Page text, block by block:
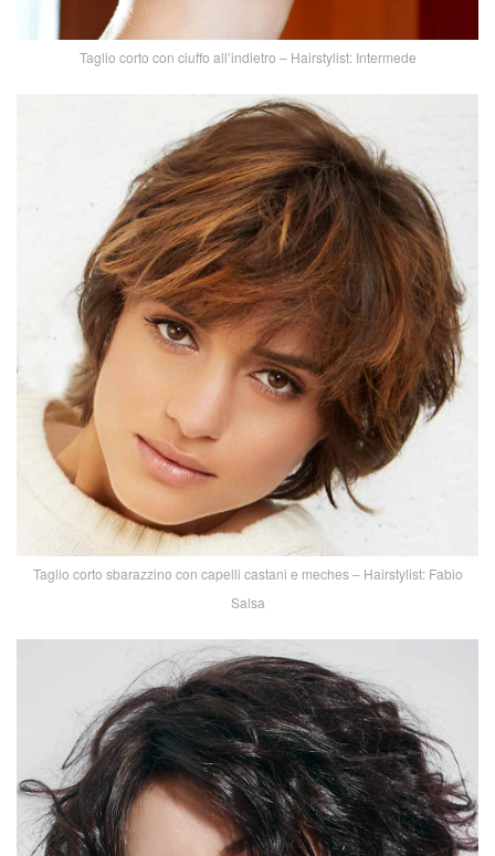
Taglio corto con ciuffo all’indietro – Hairstylist: Intermede
Taglio corto sbarazzino con capelli castani e meches – Hairstylist: Fabio
Salsa